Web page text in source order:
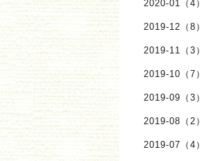
2020-01（4）
2019-12（8）
2019-11（3）
2019-10（7）
2019-09（3）
2019-08（2）
2019-07（4）